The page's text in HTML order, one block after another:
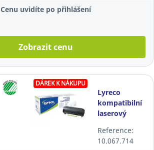
Cenu uvidíte po přihlášení
Zobrazit cenu
DÁREK K NÁKUPU
Lyreco
kompatibilní
laserový
Lexmark
50F2H00,
Reference:
10.067.714